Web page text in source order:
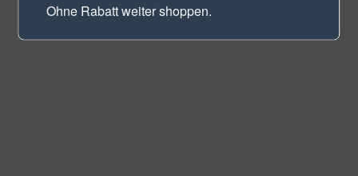
Ohne Rabatt weiter shoppen.